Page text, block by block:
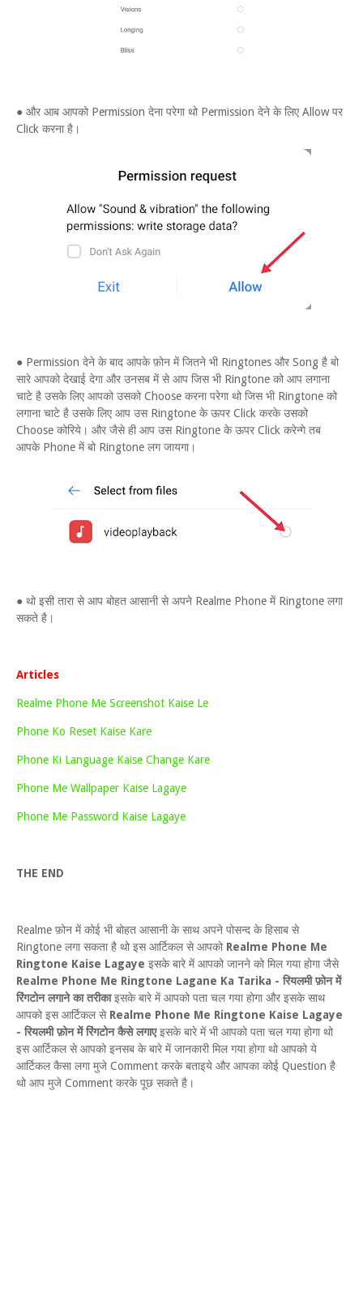
● और आब आपको Permission देना परेगा थो Permission देने के लिए Allow पर
Click करना है।
● Permission देने के बाद आपके फ़ोन में जितने भी Ringtones और Song है बो
सारे आपको देखाई देगा और उनसब में से आप जिस भी Ringtone को आप लगाना
चाटे है उसके लिए आपको उसको Choose करना परेगा थो जिस भी Ringtone को
लगाना चाटे है उसके लिए आप उस Ringtone के ऊपर Click करके उसको
Choose कोरिये। और जैसे ही आप उस Ringtone के ऊपर Click करेन्गे तब
आपके Phone में बो Ringtone लग जायगा।
● थो इसी तारा से आप बोहत आसानी से अपने Realme Phone में Ringtone लगा
सकते है।
Articles
Realme Phone Me Screenshot Kaise Le
Phone Ko Reset Kaise Kare
Phone Ki Language Kaise Change Kare
Phone Me Wallpaper Kaise Lagaye
Phone Me Password Kaise Lagaye
THE END
Realme फ़ोन में कोई भी बोहत आसानी के साथ अपने पोसन्द के हिसाब से
Ringtone लगा सकता है थो इस आर्टिकल से आपको Realme Phone Me
Ringtone Kaise Lagaye इसके बारे में आपको जानने को मिल गया होगा जैसे
Realme Phone Me Ringtone Lagane Ka Tarika - रियलमी फ़ोन में
रिंगटोन लगाने का तरीकाइसके बारे में आपको पता चल गया होगा और इसके साथ
आपको इस आर्टिकल से Realme Phone Me Ringtone Kaise Lagaye
- रियलमी फ़ोन में रिंगटोन कैसे लगाएइसके बारे में भी आपको पता चल गया होगा थो
इस आर्टिकल से आपको इनसब के बारे में जानकारी मिल गया होगा थो आपको ये
आर्टिकल कैसा लगा मुजे Comment करके बताइये और आपका कोई Question है
थो आप मुजे Comment करके पूछ सकते है।